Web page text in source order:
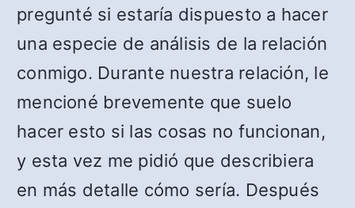
pregunté si estaría dispuesto a hacer
una especie de análisis de la relación
conmigo. Durante nuestra relación, le
mencioné brevemente que suelo
hacer esto si las cosas no funcionan,
y esta vez me pidió que describiera
en más detalle cómo sería. Después